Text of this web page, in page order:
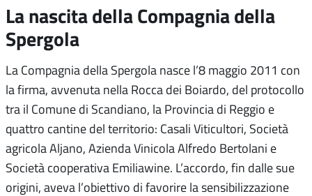
La nascita della Compagnia della
Spergola
La Compagnia della Spergola nasce l’8 maggio 2011 con
la firma, avvenuta nella Rocca dei Boiardo, del protocollo
tra il Comune di Scandiano, la Provincia di Reggio e
quattro cantine del territorio: Casali Viticultori, Società
agricola Aljano, Azienda Vinicola Alfredo Bertolani e
Società cooperativa Emiliawine. L’accordo, fin dalle sue
origini, aveva l’obiettivo di favorire la sensibilizzazione